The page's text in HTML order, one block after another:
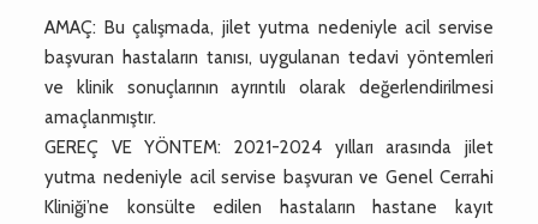
AMAÇ: Bu çalışmada, jilet yutma nedeniyle acil servise
başvuran hastaların tanısı, uygulanan tedavi yöntemleri
ve klinik sonuçlarının ayrıntılı olarak değerlendirilmesi
amaçlanmıştır.
GEREÇ VE YÖNTEM: 2021-2024 yılları arasında jilet
yutma nedeniyle acil servise başvuran ve Genel Cerrahi
Kliniği’ne konsülte edilen hastaların hastane kayıt